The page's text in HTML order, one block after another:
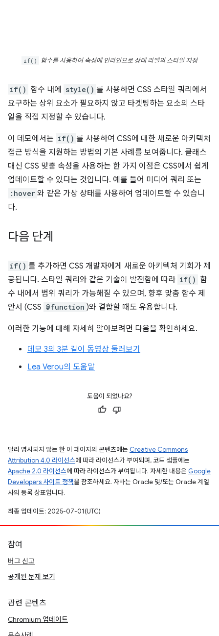
if() 함수를 사용하여 속성에 인라인으로 상태 라벨의 스타일 지정
if() 함수 내에 style() 를 사용하면 CSS 스타일 쿼리에서
요구하는 상위 요소가 필요하지 않고 타겟팅하는 요소의 스타
일을 직접 지정할 수 있습니다.
이 데모에서는 if() 를 사용하여 CSS에 대한 새로운 아키텍처
접근 방식을 지원하는 방법의 기본 사례를 보여줍니다. 클래스
대신 CSS 맞춤 속성을 사용하는 한 가지 이점은 CSS에서 쉽게
업데이트할 수 있다는 것입니다. 예를 들어 미디어 쿼리 또는
:hover 와 같은 가상 상태를 사용하여 업데이트할 수 있습니
다.
다음 단계
if() 를 추가하면 CSS 개발자에게 새로운 아키텍처 기회가 제
공됩니다. 스타일 쿼리와 같은 기술이 발전함에 따라 if() 함
수 내에서 범위 쿼리가 가능해질 수 있으며, 향후 맞춤 함수 제
안서 (CSS @function )와 결합할 때도 유용합니다.
이러한 기능에 대해 자세히 알아보려면 다음을 확인하세요.
데모 3의 3분 길이 동영상 둘러보기
Lea Verou의 도움말
도움이 되었나요?
달리 명시되지 않는 한 이 페이지의 콘텐츠에는 Creative Commons
Attribution 4.0 라이선스에 따라 라이선스가 부여되며, 코드 샘플에는
Apache 2.0 라이선스에 따라 라이선스가 부여됩니다. 자세한 내용은 Google
Developers 사이트 정책을 참조하세요. 자바는 Oracle 및/또는 Oracle 계열
사의 등록 상표입니다.
최종 업데이트: 2025-07-01(UTC)
참여
버그 신고
공개된 문제 보기
관련 콘텐츠
Chromium 업데이트